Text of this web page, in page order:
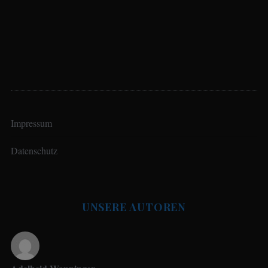
Impressum
Datenschutz
UNSERE AUTOREN